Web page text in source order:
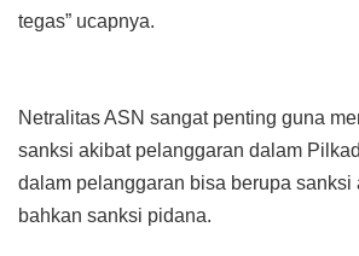
tegas” ucapnya.
Netralitas ASN sangat penting guna
sanksi akibat pelanggaran dalam
dalam pelanggaran bisa berupa sanksi
bahkan sanksi pidana.